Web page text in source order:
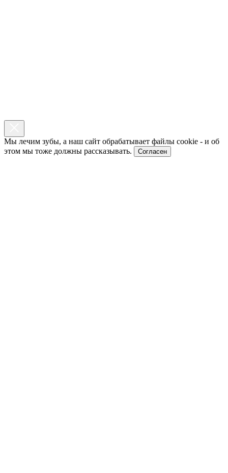
Мы лечим зубы, а наш сайт обрабатывает файлы cookie - и об
этом мы тоже должны рассказывать.
Согласен